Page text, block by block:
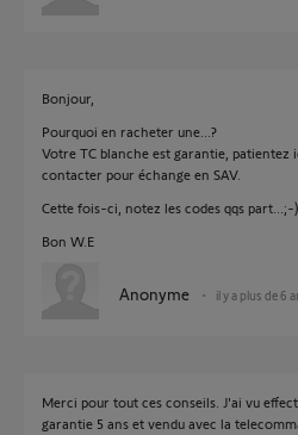
Bonjour,
Pourquoi en racheter une...?
Votre TC blanche est garantie, patientez
contacter pour échange en SAV.
Cette fois-ci, notez les codes qqs part...;-)
Bon W.E
Anonyme il y a plus de 6
Merci pour tout ces conseils. J'ai vu
garantie 5 ans et vendu avec la